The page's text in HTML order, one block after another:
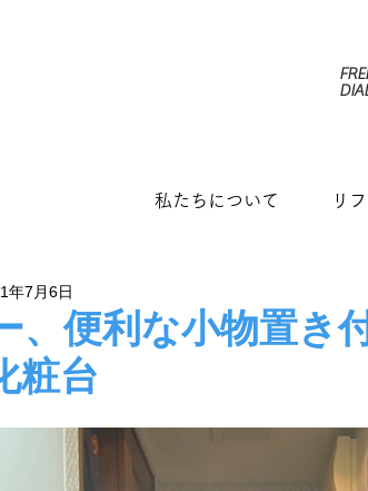
私たちについて リ
、便利な小物置き
粧台
年7月6日